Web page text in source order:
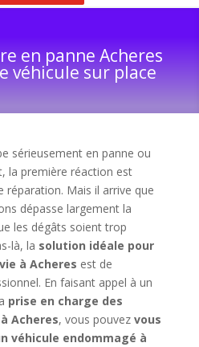
en panne Acheres
véhicule sur place
sérieusement en panne ou
la première réaction est
réparation. Mais il arrive que
dépasse largement la
les dégâts soient trop
là, la solution idéale pour
à Acheres est de
En faisant appel à un
prise en charge des
Acheres, vous pouvez vous
véhicule endommagé à